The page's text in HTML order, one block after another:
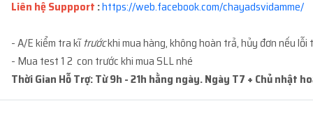
...g91mua9ID 27 - BM ĐÃ TẠO TKQC - BM3 T...
...7otmua2ID 66 - PAGE CỔ NHÉT BM - TẠO ...
Liên hệ Suppport :https://web.facebook.com/chayadsvidamme/
- A/E kiểm tra kĩtrướckhi mua hàng, không hoàn trả, hủy đơn nếu lỗi
- Mua test 1 2 con trước khi mua SLL nhé
Thời Gian Hỗ Trợ: Từ 9h - 21h hằng ngày. Ngày T7 + Chủ nhật